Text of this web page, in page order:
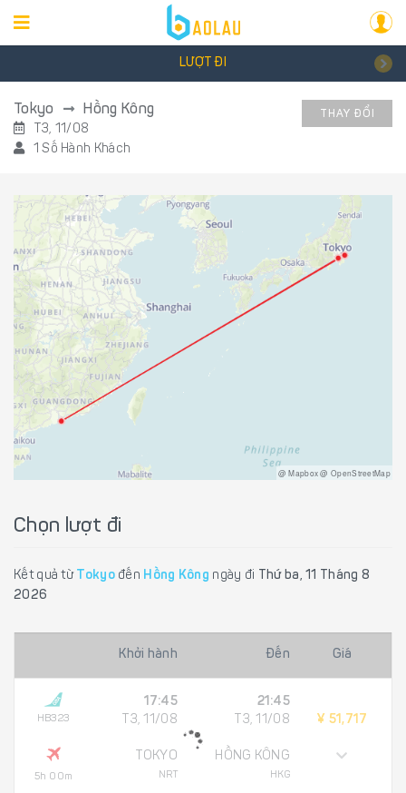
LƯỢT ĐI
Tokyo Hồng Kông
T3, 11/08
1 Số Hành Khách
THAY ĐỔI
@ Mapbox @ OpenStreetMap
Chọn lượt đi
Kết quả từ Tokyođến Hồng Kông ngày đi
Thứ ba, 11 Tháng 8
2026
Khởi hành Đến Giá
HB323
5h 00m
17:45
T3, 11/08
TOKYO
NRT
21:45
T3, 11/08
HỒNG KÔNG
HKG
¥ 51,717